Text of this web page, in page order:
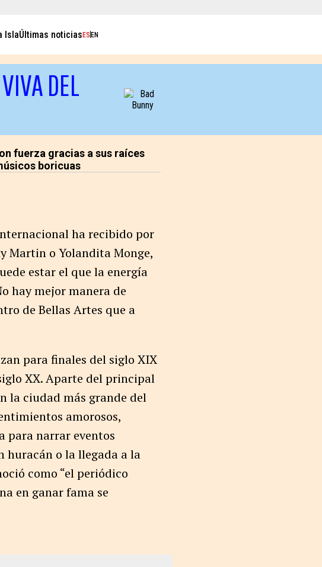
IslaÚltimas noticiasESEN
DEL
fuerza gracias a sus raíces
boricuas
ha recibido por
Martin o Yolandita Monge,
estar el que la energía
hay mejor manera de
de Bellas Artes que a
para finales del siglo XIX
XX. Aparte del principal
la ciudad más grande del
amorosos,
para narrar eventos
huracán o la llegada a la
como “el periódico
en ganar fama se